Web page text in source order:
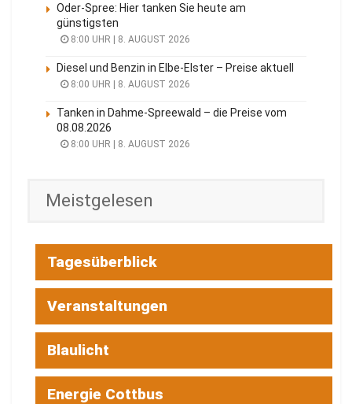
Oder-Spree: Hier tanken Sie heute am
günstigsten
8:00 UHR | 8. AUGUST 2026
Diesel und Benzin in Elbe-Elster – Preise aktuell
8:00 UHR | 8. AUGUST 2026
Tanken in Dahme-Spreewald – die Preise vom
08.08.2026
8:00 UHR | 8. AUGUST 2026
Meistgelesen
Tagesüberblick
Veranstaltungen
Blaulicht
Energie Cottbus